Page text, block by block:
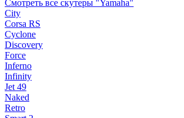
Смотреть все скутеры "Yamaha"
City
Corsa RS
Cyclone
Discovery
Force
Inferno
Infinity
Jet 49
Naked
Retro